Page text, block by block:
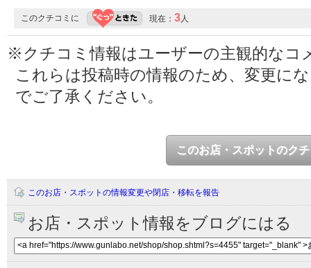
このクチコミに 現在： 3 人
※クチコミ情報はユーザーの主観的なコ
これらは投稿時の情報のため、変更に
でご了承ください。
このお店・スポットのク
このお店・スポットの情報変更や閉店・移転を報告
お店・スポット情報をブログにはる